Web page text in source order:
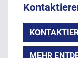
MEHR